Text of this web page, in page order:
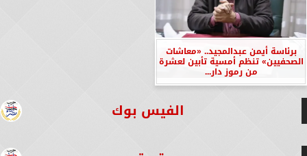
برئاسة أيمن عبدالمجيد.. «معاشات
الصحفيين» تنظم أمسية تأبين لعشرة
من رموز دار...
الفيس بوك